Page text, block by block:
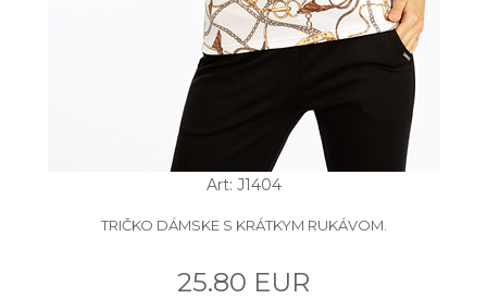
Art: J1404
TRIČKO DÁMSKE S KRÁTKYM RUKÁVOM.
25.80 EUR